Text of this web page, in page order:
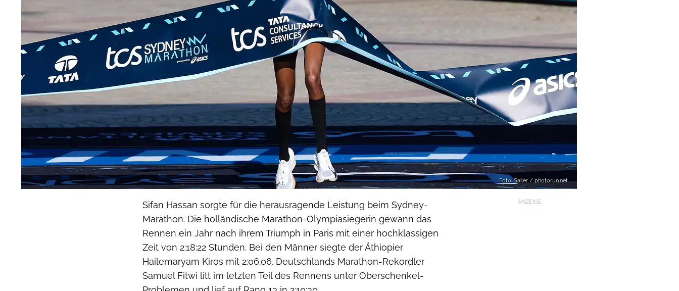
Foto: Sailer / photorun.net
ANZEIGE
Sifan Hassan sorgte für die herausragende Leistung beim Sydney-
Marathon. Die holländische Marathon-Olympiasiegerin gewann das
Rennen ein Jahr nach ihrem Triumph in Paris mit einer hochklassigen
Zeit von 2:18:22 Stunden. Bei den Männer siegte der Äthiopier
Hailemaryam Kiros mit 2:06:06. Deutschlands Marathon-Rekordler
Samuel Fitwi litt im letzten Teil des Rennens unter Oberschenkel-